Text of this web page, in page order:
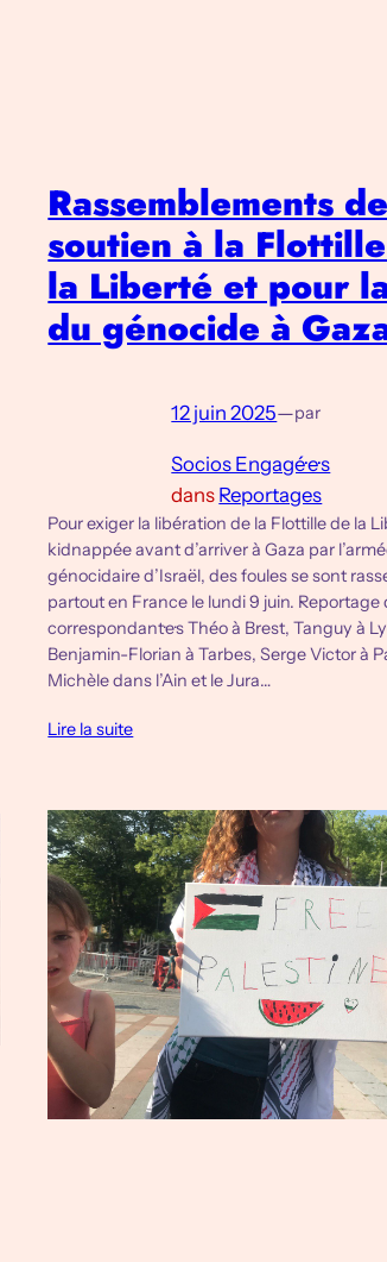
Rassemblements de
soutien à la
la Liberté et pour
du génocide à
12 juin 2025—par
Socios Engagé·e·s
dans Reportages
‪Pour exiger la libération de la Flottille de la
kidnappée avant d’arriver à Gaza par
génocidaire d’Israël, des foules se sont
partout en France le lundi 9 juin. Reportage
correspondant·e·s Théo à Brest, Tanguy à
Benjamin-Florian à Tarbes, Serge Victor à
Michèle dans l’Ain et le Jura…
Lire la suite